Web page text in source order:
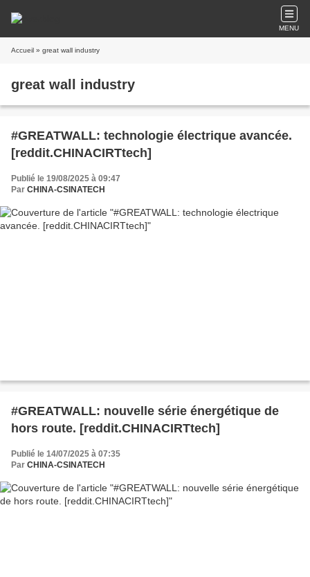
MENU
Accueil » great wall industry
great wall industry
#GREATWALL: technologie électrique avancée.
[reddit.CHINACIRTtech]
Publié le 19/08/2025 à 09:47
Par CHINA-CSINATECH
#GREATWALL: nouvelle série énergétique de
hors route. [reddit.CHINACIRTtech]
Publié le 14/07/2025 à 07:35
Par CHINA-CSINATECH